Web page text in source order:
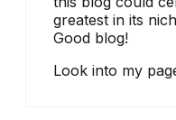
greatest in its
Good blog!
Look into my